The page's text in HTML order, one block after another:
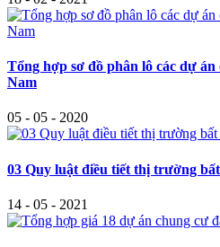
Tổng hợp sơ đồ phân lô các dự
Nam
05 - 05 - 2020
03 Quy luật điều tiết thị trường
14 - 05 - 2021